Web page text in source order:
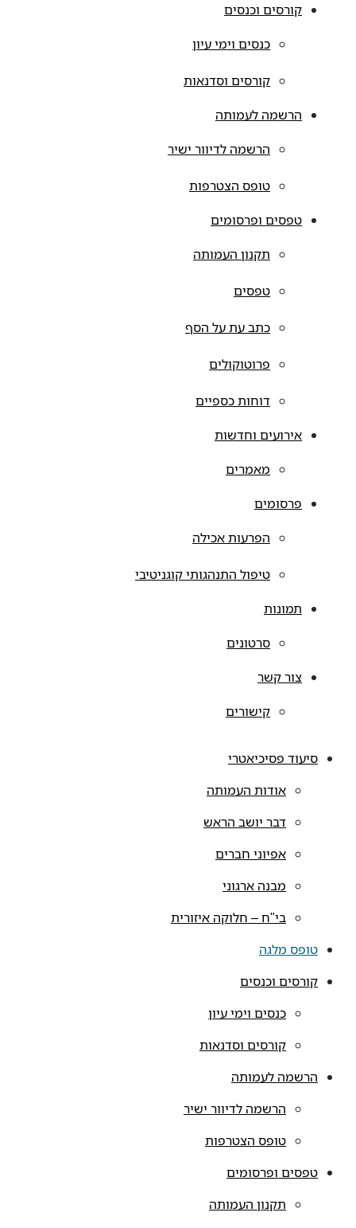
קורסים וכנסים
כנסים וימי עיון
קורסים וסדנאות
הרשמה לעמותה
הרשמה לדיוור ישיר
טופס הצטרפות
טפסים ופרסומים
תקנון העמותה
טפסים
כתב עת על הסף
פרוטוקולים
דוחות כספיים
אירועים וחדשות
מאמרים
פרסומים
הפרעות אכילה
טיפול התנהגותי קוגניטיבי
תמונות
סרטונים
צור קשר
קישורים
סיעוד פסיכיאטרי
אודות העמותה
דבר יושב הראש
אפיוני חברים
מבנה ארגוני
בי"ח – חלוקה איזורית
טופס מלגה
קורסים וכנסים
כנסים וימי עיון
קורסים וסדנאות
הרשמה לעמותה
הרשמה לדיוור ישיר
טופס הצטרפות
טפסים ופרסומים
תקנון העמותה